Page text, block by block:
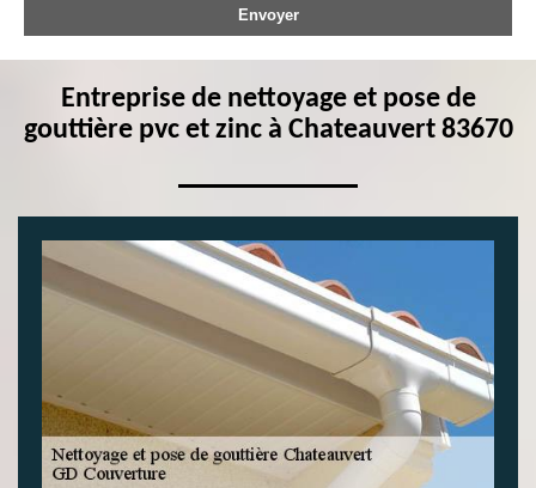
Entreprise de nettoyage et pose de
gouttière pvc et zinc à Chateauvert 83670